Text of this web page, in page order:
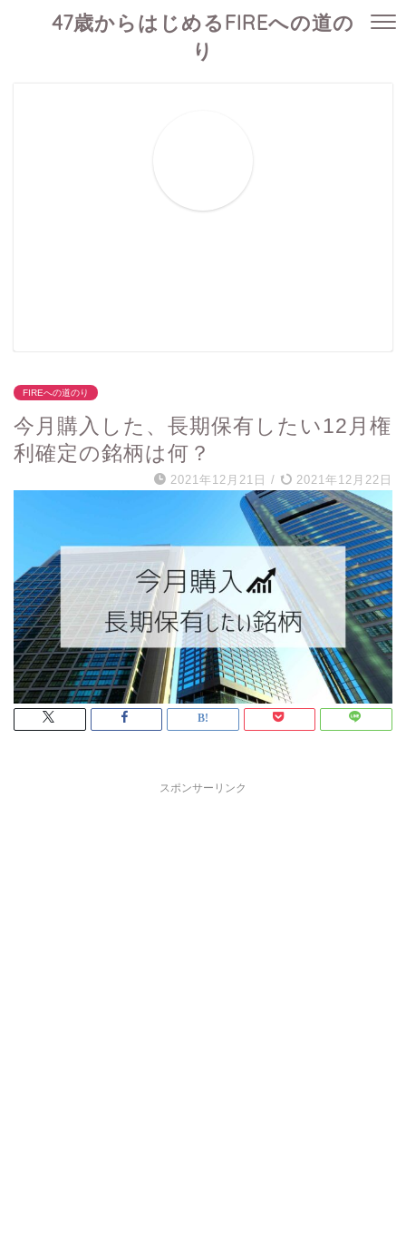
47歳からはじめるFIREへの道の
り
FIREへの道のり
今月購入した、長期保有したい12月権
利確定の銘柄は何？
2021年12月21日 / 2021年12月22日
スポンサーリンク